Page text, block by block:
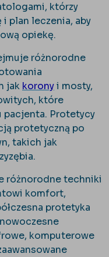
którzy
plan leczenia, aby
opiekę.
różnorodne
jak koronyi mosty,
które
pacjenta. Protetycy
protetyczną po
takich jak
różnorodne techniki
komfort,
protetyka
komputerowe